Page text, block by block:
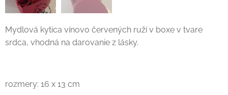
Mydlová kytica vínovo červených ruží v boxe v tvare
srdca, vhodná na darovanie z lásky.
rozmery: 16 x 13 cm